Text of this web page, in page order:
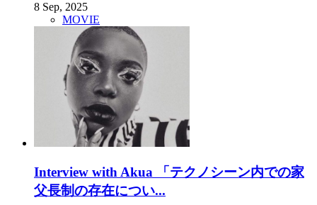
8 Sep, 2025
MOVIE
Interview with Akua 「テクノシーン内での家
父長制の存在につい...